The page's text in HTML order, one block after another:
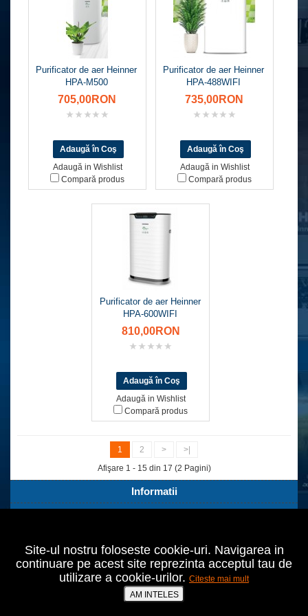
Purificator de aer Heinner
HPA-M500
705,00RON
Adaugă in Wishlist
Compară produs
Purificator de aer Heinner
HPA-488WIFI
735,00RON
Adaugă in Wishlist
Compară produs
Purificator de aer Heinner
HPA-600WIFI
810,00RON
Adaugă in Wishlist
Compară produs
1 2 >
>|
Afişare 1 - 15 din 17 (2 Pagini)
Informatii
Contul tău
Bucuresti,Sect.2,Agricultori nr.18
021 642 70 24
prodomo@cumperiieftin.ro
Site-ul nostru foloseste cookie-uri. Navigarea in
continuare pe acest site reprezinta acceptul tau de
utilizare a cookie-urilor. Citeste mai mult
AM INTELES